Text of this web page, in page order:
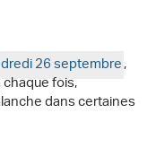
26 septembre,
fois,
dans certaines